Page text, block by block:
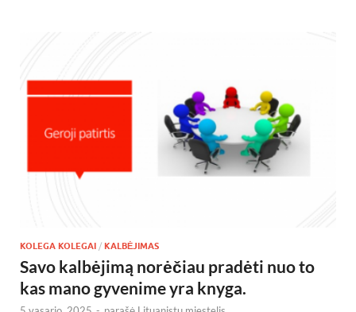
KOLEGA KOLEGAI / KALBĖJIMAS
Savo kalbėjimą norėčiau pradėti nuo to
kas mano gyvenime yra knyga.